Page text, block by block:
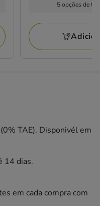
5 opções de
TAE). Disponivél em
14 dias.
em cada compra com